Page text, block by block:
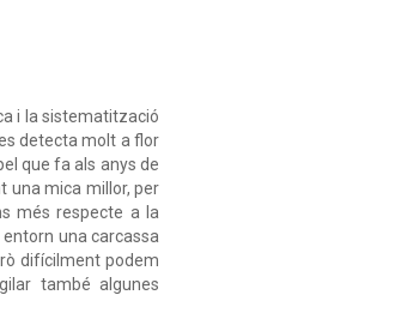
i la sistematització
detecta molt a flor
que fa als anys de
una mica millor, per
més respecte a la
una carcassa
difícilment podem
també algunes